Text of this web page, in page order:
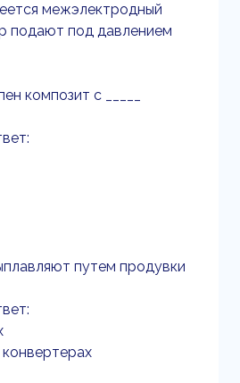
межэлектродный
подают под давлением
композит с _____
путем продувки